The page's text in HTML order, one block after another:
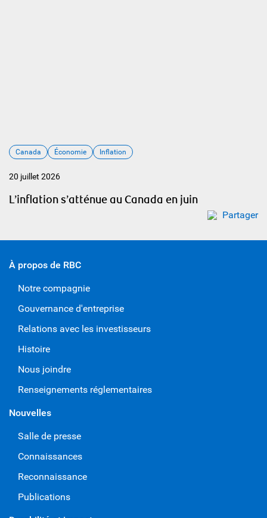
Canada Économie Inflation
20 juillet 2026
L’inflation s’atténue au Canada en juin
Partager
À propos de RBC
Notre compagnie
Gouvernance d'entreprise
Relations avec les investisseurs
Histoire
Nous joindre
Renseignements réglementaires
Nouvelles
Salle de presse
Connaissances
Reconnaissance
Publications